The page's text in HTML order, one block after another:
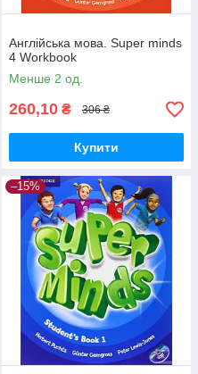
Англійська мова. Super minds
4 Workbook
Менше 2 од.
260,10 ₴ 306 ₴
Купити
–15%